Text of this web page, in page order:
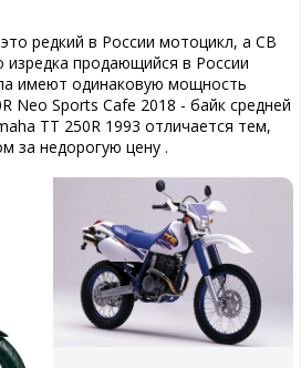
редкий в России мотоцикл, а CB
изредка продающийся в России
имеют одинаковую мощность
Neo Sports Cafe 2018 - байк средней
TT 250R 1993 отличается тем,
за недорогую цену .